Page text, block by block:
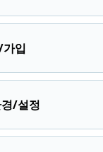
입
/설정